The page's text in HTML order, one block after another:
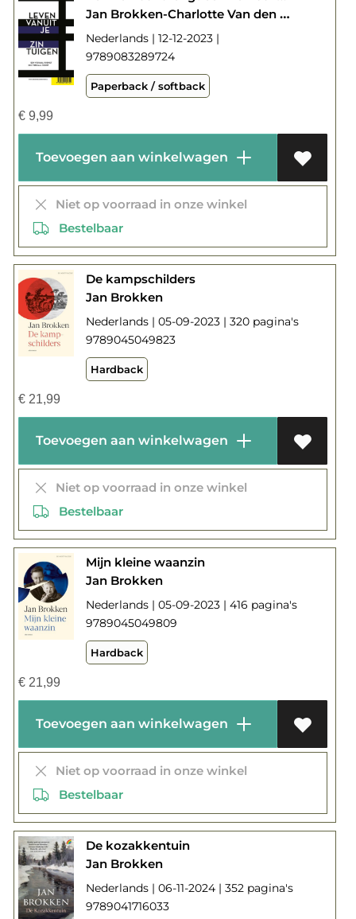
Jan Brokken-Charlotte Van den Broeck
Nederlands | 12-12-2023 |
9789083289724
Paperback / softback
€9,99
Toevoegen aan winkelwagen
Niet op voorraad in onze winkel
Bestelbaar
De kampschilders
Jan Brokken
Nederlands | 05-09-2023 | 320 pagina's
9789045049823
Hardback
€21,99
Toevoegen aan winkelwagen
Niet op voorraad in onze winkel
Bestelbaar
Mijn kleine waanzin
Jan Brokken
Nederlands | 05-09-2023 | 416 pagina's
9789045049809
Hardback
€21,99
Toevoegen aan winkelwagen
Niet op voorraad in onze winkel
Bestelbaar
De kozakkentuin
Jan Brokken
Nederlands | 06-11-2024 | 352 pagina's
9789041716033